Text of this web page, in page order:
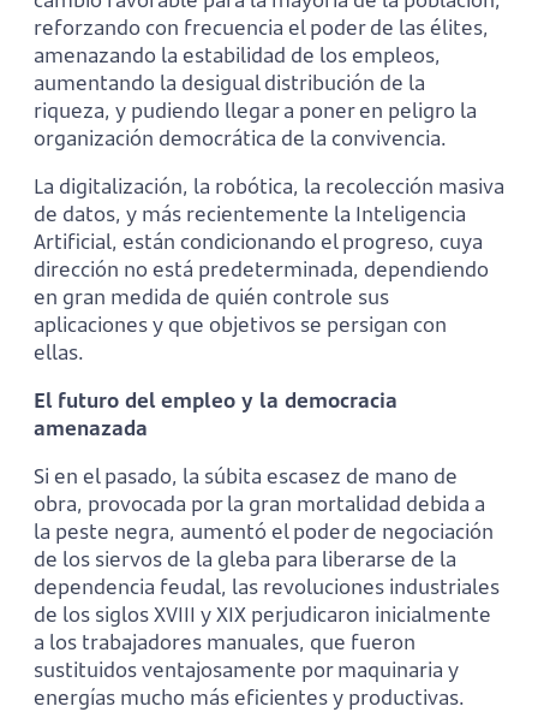
reforzando con frecuencia el poder de las élites,
amenazando la estabilidad de los empleos,
aumentando la desigual distribución de la
riqueza, y pudiendo llegar a poner en peligro la
organización democrática de la convivencia.
La digitalización, la robótica, la recolección masiva
de datos, y más recientemente la Inteligencia
Artificial, están condicionando el progreso, cuya
dirección no está predeterminada, dependiendo
en gran medida de quién controle sus
aplicaciones y que objetivos se persigan con
ellas.
El futuro del empleo y la democracia
amenazada
Si en el pasado, la súbita escasez de mano de
obra, provocada por la gran mortalidad debida a
la peste negra, aumentó el poder de negociación
de los siervos de la gleba para liberarse de la
dependencia feudal, las revoluciones industriales
de los siglos XVIII y XIX perjudicaron inicialmente
a los trabajadores manuales, que fueron
sustituidos ventajosamente por maquinaria y
energías mucho más eficientes y productivas.